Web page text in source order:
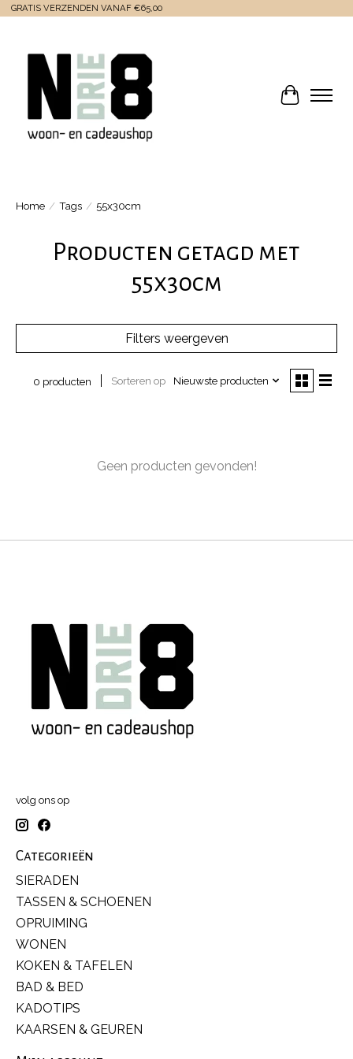
GRATIS VERZENDEN VANAF €65,00
Home / Tags / 55x30cm
Producten getagd met
55x30cm
Filters weergeven
0 producten Sorteren op Nieuwste producten
Geen producten gevonden!
volg ons op
Categorieën
SIERADEN
TASSEN & SCHOENEN
OPRUIMING
WONEN
KOKEN & TAFELEN
BAD & BED
KADOTIPS
KAARSEN & GEUREN